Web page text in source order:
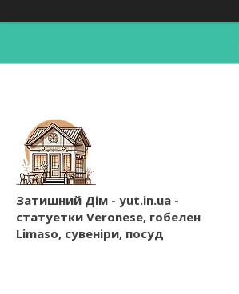
Затишний Дім - yut.in.ua -
статуетки Veronese, гобелен
Limaso, сувеніри, посуд